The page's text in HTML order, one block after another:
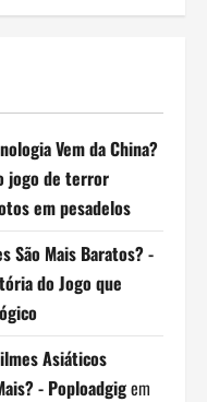
Vem da China?
jogo de terror
em pesadelos
São Mais Baratos? -
do Jogo que
Asiáticos
- Poploadgigem